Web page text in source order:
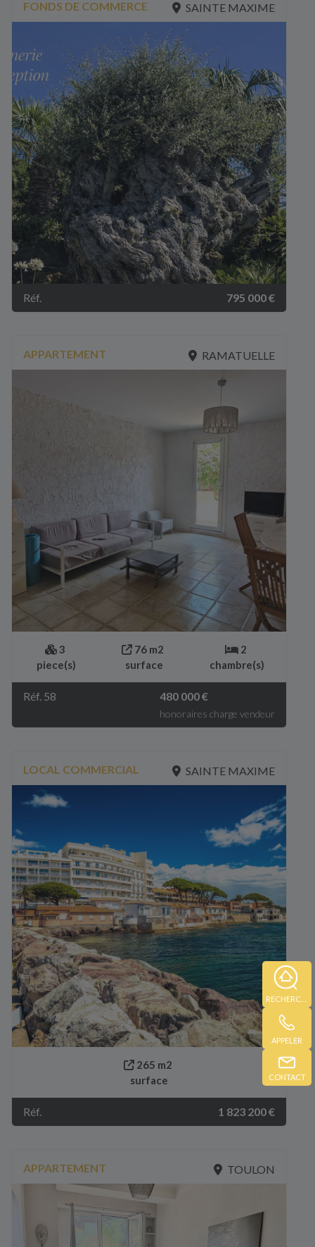
APPELER
CONTACT
FONDS DE COMMERCE SAINTE MAXIME
Réf. 795 000 €
APPARTEMENT RAMATUELLE
3
piece(s)
76 m2
surface
2
chambre(s)
Réf. 58 480 000 €
honoraires charge vendeur
LOCAL COMMERCIAL SAINTE MAXIME
265 m2
surface
Réf. 1 823 200 €
APPARTEMENT TOULON